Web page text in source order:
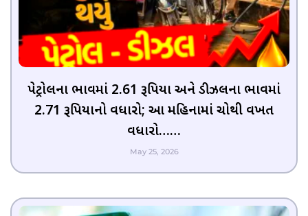
પેટ્રોલના ભાવમાં 2.61 રૂપિયા અને ડીઝલના ભાવમાં
2.71 રૂપિયાનો વધારો; આ મહિનામાં ચોથી વખત
વધારો……
May 25, 2026